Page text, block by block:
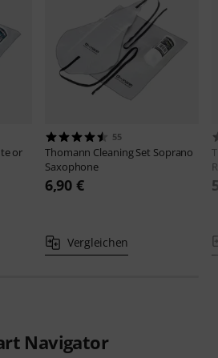
or
55
Thomann Cleaning Set Soprano
Saxophone
6,90 €
Vergleichen
Navigator